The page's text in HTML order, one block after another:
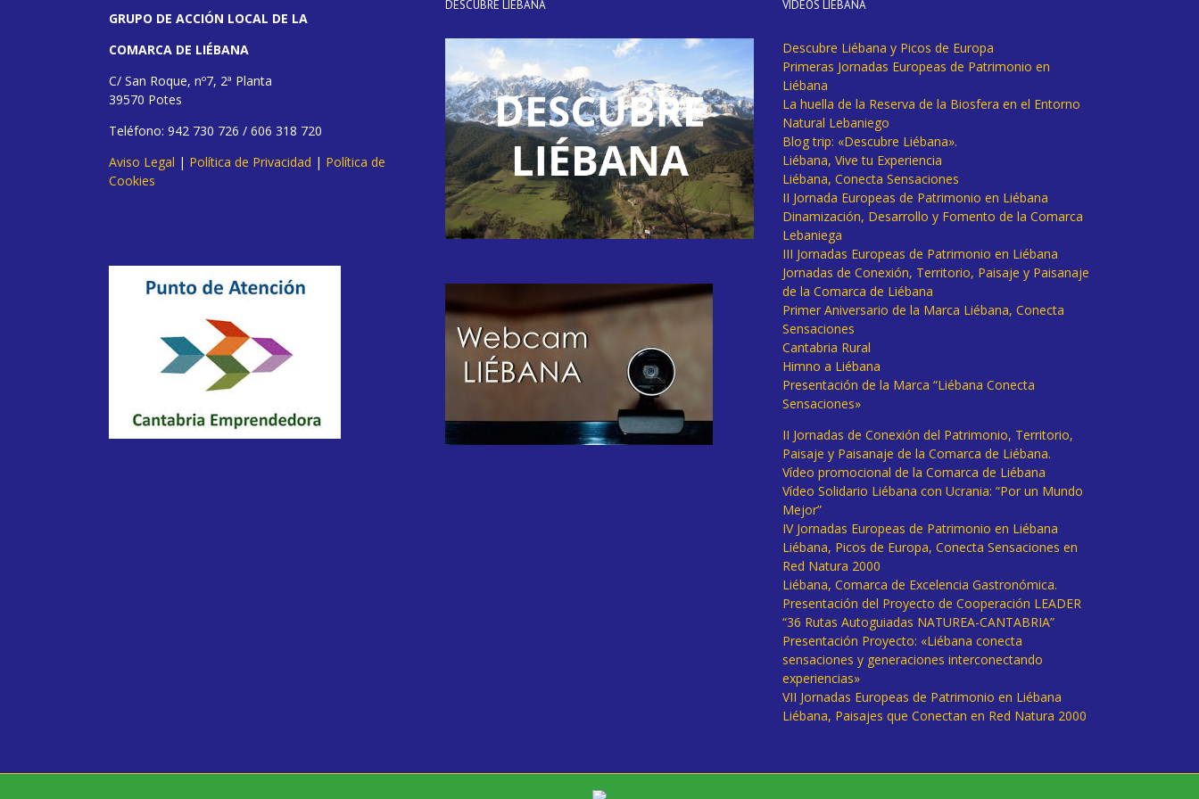
GRUPO DE ACCIÓN LOCAL DE LA
COMARCA DE LIÉBANA
C/ San Roque, nº7, 2ª Planta
39570 Potes
Teléfono: 942 730 726 / 606 318 720
Aviso Legal | Política de Privacidad | Política de
Cookies
DESCUBRE LIÉBANA VÍDEOS LIÉBANA
Descubre Liébana y Picos de Europa
Primeras Jornadas Europeas de Patrimonio en
Liébana
La huella de la Reserva de la Biosfera en el Entorno
Natural Lebaniego
Blog trip: «Descubre Liébana».
Liébana, Vive tu Experiencia
Liébana, Conecta Sensaciones
II Jornada Europeas de Patrimonio en Liébana
Dinamización, Desarrollo y Fomento de la Comarca
Lebaniega
III Jornadas Europeas de Patrimonio en Liébana
Jornadas de Conexión, Territorio, Paisaje y Paisanaje
de la Comarca de Liébana
Primer Aniversario de la Marca Liébana, Conecta
Sensaciones
Cantabria Rural
Himno a Liébana
Presentación de la Marca “Liébana Conecta
Sensaciones»
II Jornadas de Conexión del Patrimonio, Territorio,
Paisaje y Paisanaje de la Comarca de Liébana.
Vídeo promocional de la Comarca de Liébana
Vídeo Solidario Liébana con Ucrania: “Por un Mundo
Mejor”
IV Jornadas Europeas de Patrimonio en Liébana
Liébana, Picos de Europa, Conecta Sensaciones en
Red Natura 2000
Liébana, Comarca de Excelencia Gastronómica.
Presentación del Proyecto de Cooperación LEADER
“36 Rutas Autoguiadas NATUREA-CANTABRIA”
Presentación Proyecto: «Liébana conecta
sensaciones y generaciones interconectando
experiencias»
VII Jornadas Europeas de Patrimonio en Liébana
Liébana, Paisajes que Conectan en Red Natura 2000